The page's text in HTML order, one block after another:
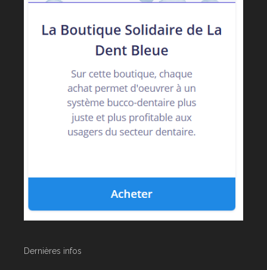
Dernières infos